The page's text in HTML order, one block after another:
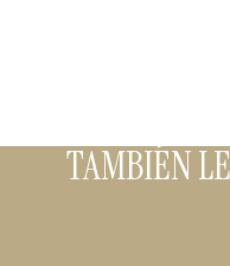
TAMBIÉN